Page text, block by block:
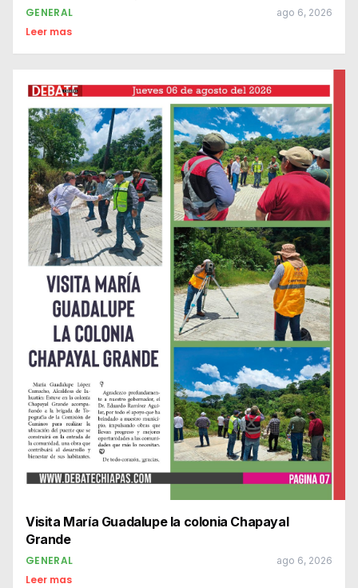
GENERAL ago 6, 2026
Leer mas
Visita María Guadalupe la colonia Chapayal
Grande
GENERAL ago 6, 2026
Leer mas